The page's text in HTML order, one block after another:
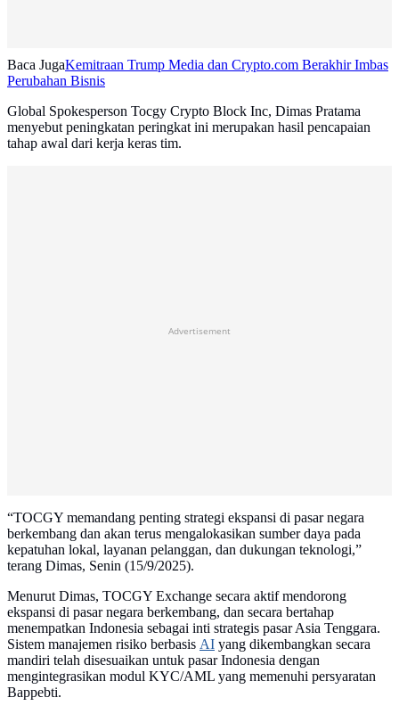
Baca JugaKemitraan Trump Media dan Crypto.com Berakhir Imbas
Perubahan Bisnis
Global Spokesperson Tocgy Crypto Block Inc, Dimas Pratama
menyebut peningkatan peringkat ini merupakan hasil pencapaian
tahap awal dari kerja keras tim.
Advertisement
“TOCGY memandang penting strategi ekspansi di pasar negara
berkembang dan akan terus mengalokasikan sumber daya pada
kepatuhan lokal, layanan pelanggan, dan dukungan teknologi,”
terang Dimas, Senin (15/9/2025).
Menurut Dimas, TOCGY Exchange secara aktif mendorong
ekspansi di pasar negara berkembang, dan secara bertahap
menempatkan Indonesia sebagai inti strategis pasar Asia Tenggara.
Sistem manajemen risiko berbasis AI yang dikembangkan secara
mandiri telah disesuaikan untuk pasar Indonesia dengan
mengintegrasikan modul KYC/AML yang memenuhi persyaratan
Bappebti.